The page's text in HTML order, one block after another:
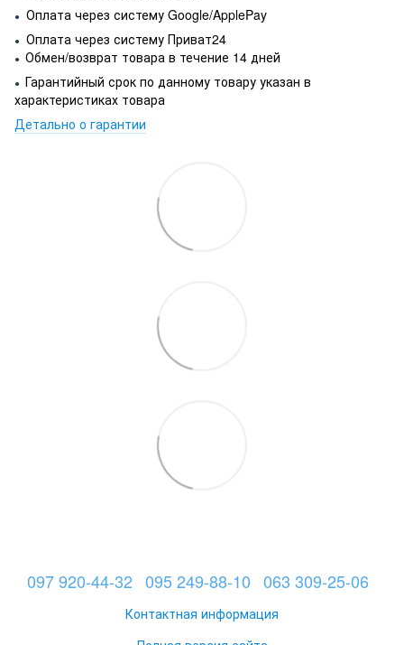
● Оплата через систему Google/ApplePay
● Оплата через систему Приват24
● Обмен/возврат товара в течение 14 дней
● Гарантийный срок по данному товару указан в
характеристиках товара
Детально о гарантии
097 920-44-32 095 249-88-10 063 309-25-06
Контактная информация